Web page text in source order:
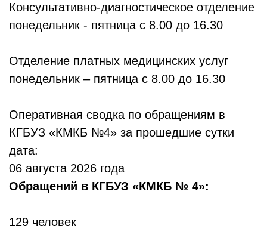
Консультативно-диагностическое отделение
понедельник - пятница с 8.00 до 16.30
Отделение платных медицинских услуг
понедельник – пятница с 8.00 до 16.30
Оперативная сводка по обращениям в
КГБУЗ «КМКБ №4» за прошедшие сутки
дата:
06 августа 2026 года
Обращений в КГБУЗ «КМКБ № 4»:
129 человек